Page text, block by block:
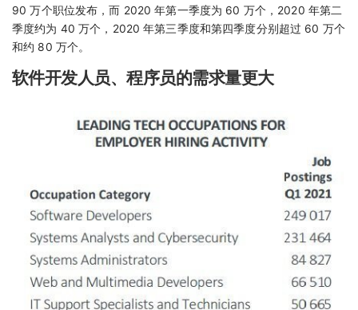
90 万个职位发布，而 2020 年第一季度为 60 万个，2020 年第二
季度约为 40 万个，2020 年第三季度和第四季度分别超过 60 万个
和约 80 万个。
软件开发人员、程序员的需求量更大